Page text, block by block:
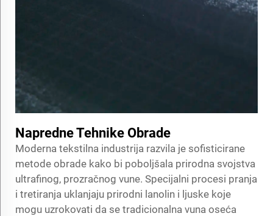
Napredne Tehnike Obrade
Moderna tekstilna industrija razvila je sofisticirane
metode obrade kako bi poboljšala prirodna svojstva
ultrafinog, prozračnog vune. Specijalni procesi pranja
i tretiranja uklanjaju prirodni lanolin i ljuske koje
mogu uzrokovati da se tradicionalna vuna oseća